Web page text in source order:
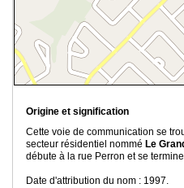
Origine et signification
Cette voie de communication se
secteur résidentiel nommé Le
débute à la rue Perron et se
Date d'attribution du nom : 1997.